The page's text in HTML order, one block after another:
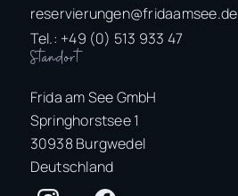
reservierungen@fridaamsee.de
Tel.: +49 (0) 513 933 47
Standort
Frida am See GmbH
Springhorstsee 1
30938 Burgwedel
Deutschland